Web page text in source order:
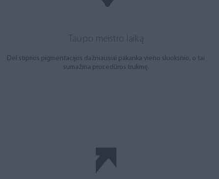
Taupo meistro laiką
Dėl stiprios pigmentacijos dažniausiai pakanka vieno sluoksnio, o tai
sumažina procedūros trukmę.